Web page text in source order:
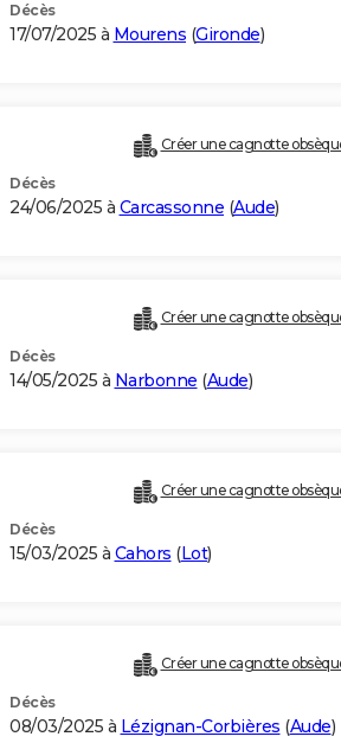
Décès
17/07/2025 à Mourens (Gironde)
Créer une cagnotte
Décès
24/06/2025 à Carcassonne (Aude)
Créer une cagnotte
Décès
14/05/2025 à Narbonne (Aude)
Créer une cagnotte
Décès
15/03/2025 à Cahors (Lot)
Créer une cagnotte
Décès
08/03/2025 à Lézignan-Corbières (Aude)